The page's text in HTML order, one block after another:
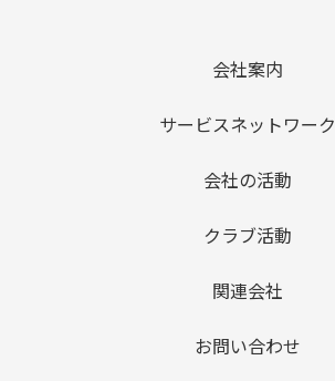
会社案内
サービスネットワーク
会社の活動
クラブ活動
関連会社
お問い合わせ